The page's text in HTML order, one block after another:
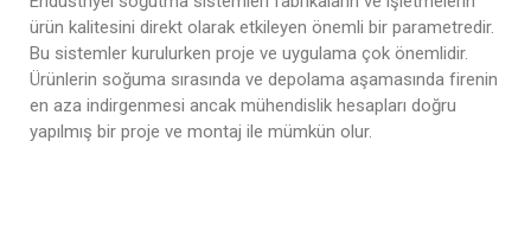
ürün kalitesini direkt olarak etkileyen önemli bir parametredir.
Bu sistemler kurulurken proje ve uygulama çok önemlidir.
Ürünlerin soğuma sırasında ve depolama aşamasında firenin
en aza indirgenmesi ancak mühendislik hesapları doğru
yapılmış bir proje ve montaj ile mümkün olur.